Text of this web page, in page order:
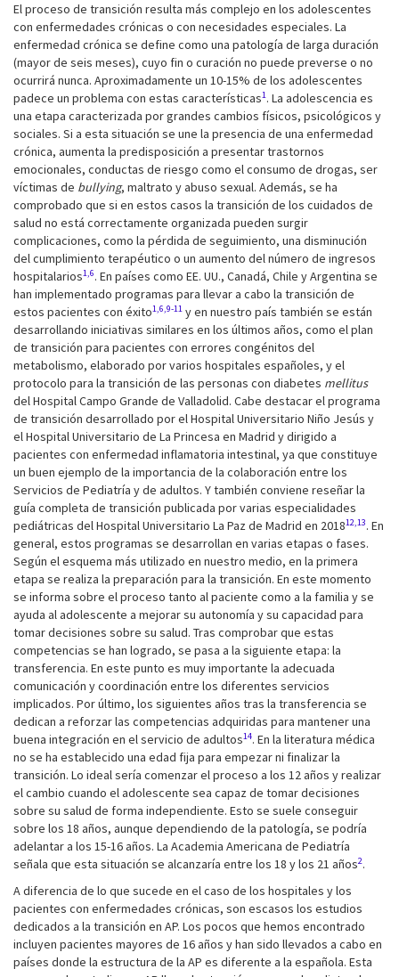
El proceso de transición resulta más complejo en los adolescentes
con enfermedades crónicas o con necesidades especiales. La
enfermedad crónica se define como una patología de larga duración
(mayor de seis meses), cuyo fin o curación no puede preverse o no
ocurrirá nunca. Aproximadamente un 10-15% de los adolescentes
padece un problema con estas características1. La adolescencia es
una etapa caracterizada por grandes cambios físicos, psicológicos y
sociales. Si a esta situación se une la presencia de una enfermedad
crónica, aumenta la predisposición a presentar trastornos
emocionales, conductas de riesgo como el consumo de drogas, ser
víctimas de bullying, maltrato y abuso sexual. Además, se ha
comprobado que si en estos casos la transición de los cuidados de
salud no está correctamente organizada pueden surgir
complicaciones, como la pérdida de seguimiento, una disminución
del cumplimiento terapéutico o un aumento del número de ingresos
hospitalarios1,6. En países como EE. UU., Canadá, Chile y Argentina se
han implementado programas para llevar a cabo la transición de
estos pacientes con éxito1,6,9-11 y en nuestro país también se están
desarrollando iniciativas similares en los últimos años, como el plan
de transición para pacientes con errores congénitos del
metabolismo, elaborado por varios hospitales españoles, y el
protocolo para la transición de las personas con diabetes mellitus
del Hospital Campo Grande de Valladolid. Cabe destacar el programa
de transición desarrollado por el Hospital Universitario Niño Jesús y
el Hospital Universitario de La Princesa en Madrid y dirigido a
pacientes con enfermedad inflamatoria intestinal, ya que constituye
un buen ejemplo de la importancia de la colaboración entre los
Servicios de Pediatría y de adultos. Y también conviene reseñar la
guía completa de transición publicada por varias especialidades
pediátricas del Hospital Universitario La Paz de Madrid en 201812,13. En
general, estos programas se desarrollan en varias etapas o fases.
Según el esquema más utilizado en nuestro medio, en la primera
etapa se realiza la preparación para la transición. En este momento
se informa sobre el proceso tanto al paciente como a la familia y se
ayuda al adolescente a mejorar su autonomía y su capacidad para
tomar decisiones sobre su salud. Tras comprobar que estas
competencias se han logrado, se pasa a la siguiente etapa: la
transferencia. En este punto es muy importante la adecuada
comunicación y coordinación entre los diferentes servicios
implicados. Por último, los siguientes años tras la transferencia se
dedican a reforzar las competencias adquiridas para mantener una
buena integración en el servicio de adultos14. En la literatura médica
no se ha establecido una edad fija para empezar ni finalizar la
transición. Lo ideal sería comenzar el proceso a los 12 años y realizar
el cambio cuando el adolescente sea capaz de tomar decisiones
sobre su salud de forma independiente. Esto se suele conseguir
sobre los 18 años, aunque dependiendo de la patología, se podría
adelantar a los 15-16 años. La Academia Americana de Pediatría
señala que esta situación se alcanzaría entre los 18 y los 21 años2.
A diferencia de lo que sucede en el caso de los hospitales y los
pacientes con enfermedades crónicas, son escasos los estudios
dedicados a la transición en AP. Los pocos que hemos encontrado
incluyen pacientes mayores de 16 años y han sido llevados a cabo en
países donde la estructura de la AP es diferente a la española. Esta